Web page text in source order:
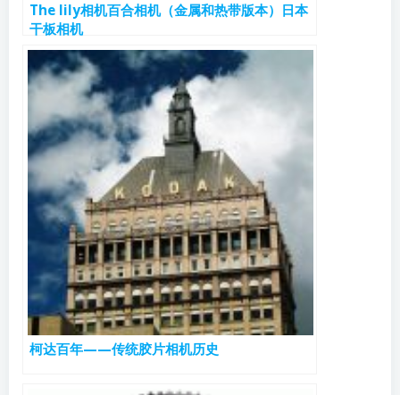
The lily相机百合相机（金属和热带版本）日本
干板相机
柯达百年——传统胶片相机历史